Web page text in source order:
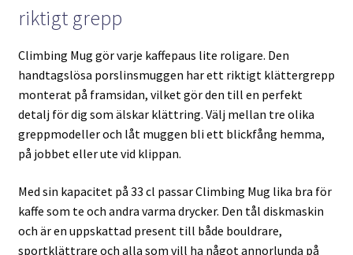
riktigt grepp
Climbing Mug gör varje kaffepaus lite roligare. Den
handtagslösa porslinsmuggen har ett riktigt klättergrepp
monterat på framsidan, vilket gör den till en perfekt
detalj för dig som älskar klättring. Välj mellan tre olika
greppmodeller och låt muggen bli ett blickfång hemma,
på jobbet eller ute vid klippan.
Med sin kapacitet på 33 cl passar Climbing Mug lika bra för
kaffe som te och andra varma drycker. Den tål diskmaskin
och är en uppskattad present till både bouldrare,
sportklättrare och alla som vill ha något annorlunda på